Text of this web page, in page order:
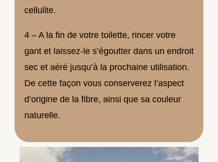
cellulite.
4 – A la fin de votre toilette, rincer votre
gant et laissez-le s’égoutter dans un endroit
sec et aéré jusqu’à la prochaine utilisation.
De cette façon vous conserverez l’aspect
d’origine de la fibre, ainsi que sa couleur
naturelle.